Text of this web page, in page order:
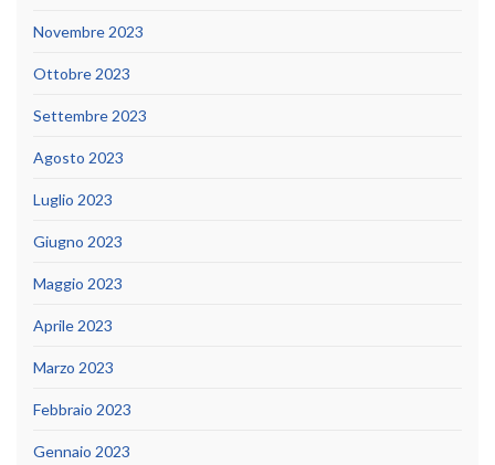
Novembre 2023
Ottobre 2023
Settembre 2023
Agosto 2023
Luglio 2023
Giugno 2023
Maggio 2023
Aprile 2023
Marzo 2023
Febbraio 2023
Gennaio 2023